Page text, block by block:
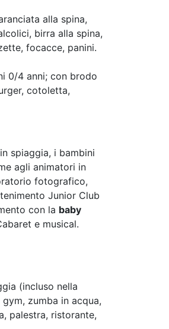
alla spina,
birra alla spina,
focacce, panini.
0/4 anni; con brodo
cotoletta,
spiaggia, i bambini
agli animatori in
fotografico,
Junior Club
con la baby
e musical.
(incluso nella
zumba in acqua,
palestra, ristorante,